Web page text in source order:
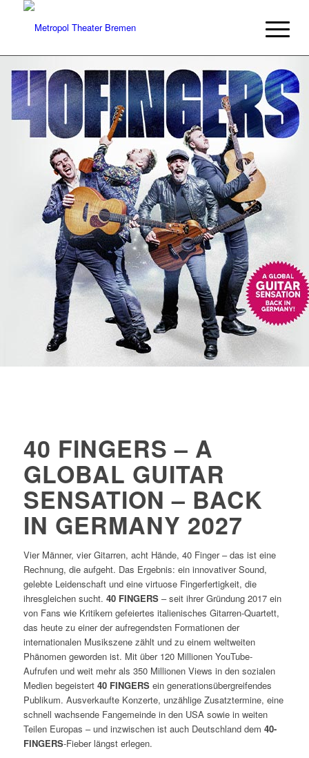
40 FINGERS – A
GLOBAL GUITAR
SENSATION – BACK
IN GERMANY 2027
Vier Männer, vier Gitarren, acht Hände, 40 Finger – das ist eine
Rechnung, die aufgeht. Das Ergebnis: ein innovativer Sound,
gelebte Leidenschaft und eine virtuose Fingerfertigkeit, die
ihresgleichen sucht. 40 FINGERS– seit ihrer Gründung 2017 ein
von Fans wie Kritikern gefeiertes italienisches Gitarren-Quartett,
das heute zu einer der aufregendsten Formationen der
internationalen Musikszene zählt und zu einem weltweiten
Phänomen geworden ist. Mit über 120 Millionen YouTube-
Aufrufen und weit mehr als 350 Millionen Views in den sozialen
Medien begeistert 40 FINGERSein generationsübergreifendes
Publikum. Ausverkaufte Konzerte, unzählige Zusatztermine, eine
schnell wachsende Fangemeinde in den USA sowie in weiten
Teilen Europas – und inzwischen ist auch Deutschland dem 40-
FINGERS-Fieber längst erlegen.